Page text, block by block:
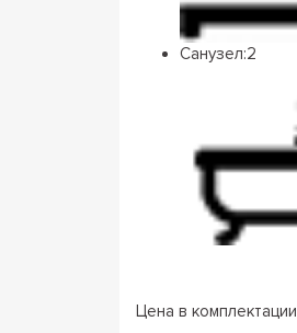
Санузел:2
Цена в комплектации